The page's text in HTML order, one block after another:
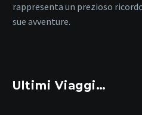
rappresenta un prezioso
sue avventure.
Ultimi Viaggi…